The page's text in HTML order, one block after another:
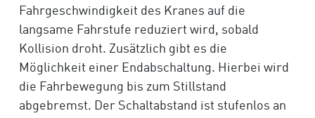
Fahrgeschwindigkeit des Kranes auf die
langsame Fahrstufe reduziert wird, sobald
Kollision droht. Zusätzlich gibt es die
Möglichkeit einer Endabschaltung. Hierbei wird
die Fahrbewegung bis zum Stillstand
abgebremst. Der Schaltabstand ist stufenlos an